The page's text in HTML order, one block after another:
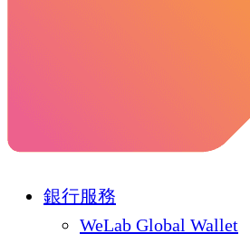
銀行服務
WeLab Global Wallet